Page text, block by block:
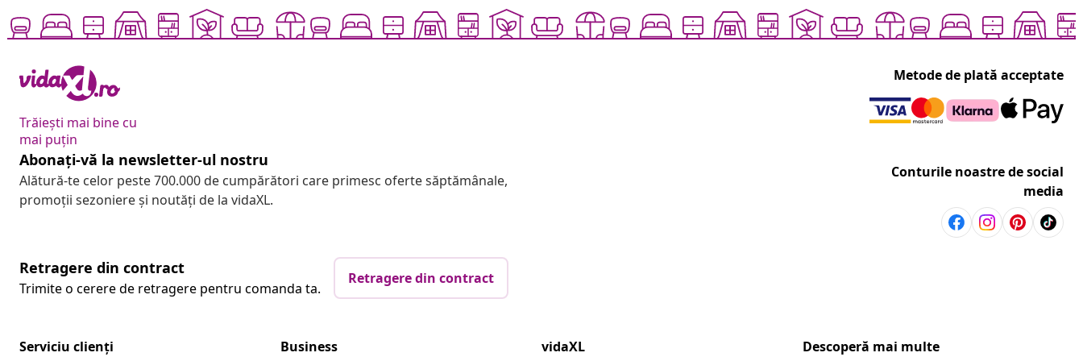
Trăiești mai bine cu
mai puțin
Metode de plată acceptate
Abonați-vă la newsletter-ul nostru
Alătură-te celor peste 700.000 de cumpărători care primesc oferte săptămânale,
promoții sezoniere și noutăți de la vidaXL.
Conturile noastre de social
media
Retragere din contract
Trimite o cerere de retragere pentru comanda ta.
Retragere din contract
Serviciu clienți Business vidaXL Descoperă mai multe